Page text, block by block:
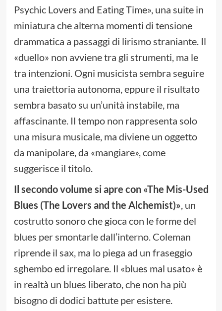
Psychic Lovers and Eating Time», una suite in
miniatura che alterna momenti di tensione
drammatica a passaggi di lirismo straniante. Il
«duello» non avviene tra gli strumenti, ma le
tra intenzioni. Ogni musicista sembra seguire
una traiettoria autonoma, eppure il risultato
sembra basato su un’unità instabile, ma
affascinante. Il tempo non rappresenta solo
una misura musicale, ma diviene un oggetto
da manipolare, da «mangiare», come
suggerisce il titolo.
Il secondo volume si apre con «The Mis-Used
Blues (The Lovers and the Alchemist)» , un
costrutto sonoro che gioca con le forme del
blues per smontarle dall’interno. Coleman
riprende il sax, ma lo piega ad un fraseggio
sghembo ed irregolare. Il «blues mal usato» è
in realtà un blues liberato, che non ha più
bisogno di dodici battute per esistere.